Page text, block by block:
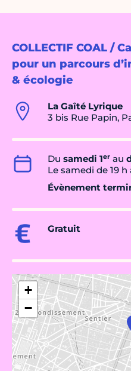
COLLECTIF COAL /
pour un parcours
& écologie
La Gaîté Lyrique
3 bis Rue Papin,
Du samedi 1er au
Le samedi de 19 h
Évènement
Gratuit
+
−